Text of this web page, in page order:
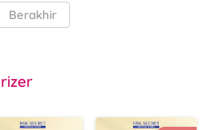
Mengecilkan
Pori-pori
`Berakhir